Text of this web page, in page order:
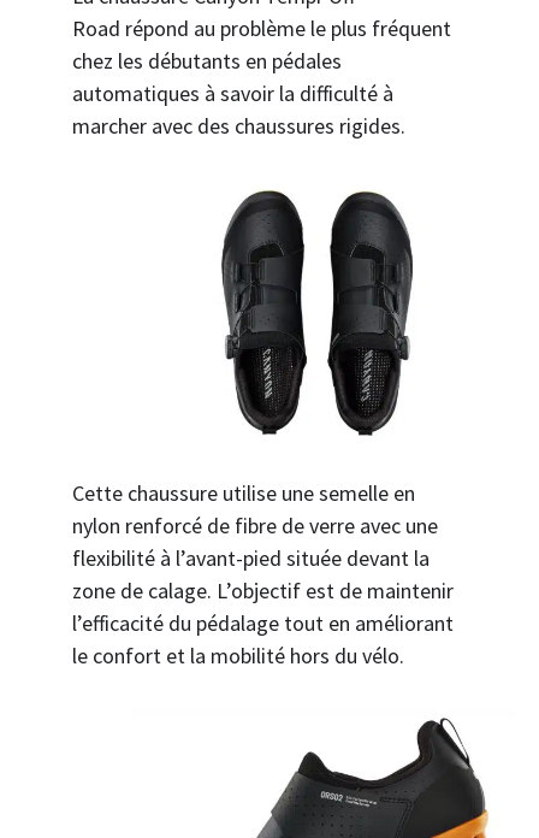
Road répond au problème le plus fréquent
chez les débutants en pédales
automatiques à savoir la difficulté à
marcher avec des chaussures rigides.
Cette chaussure utilise une semelle en
nylon renforcé de fibre de verre avec une
flexibilité à l’avant-pied située devant la
zone de calage. L’objectif est de maintenir
l’efficacité du pédalage tout en améliorant
le confort et la mobilité hors du vélo.